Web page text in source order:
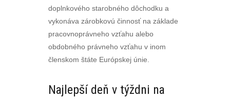
doplnkového starobného dôchodku a
vykonáva zárobkovú činnosť na základe
pracovnoprávneho vzťahu alebo
obdobného právneho vzťahu v inom
členskom štáte Európskej únie.
Najlepší deň v týždni na